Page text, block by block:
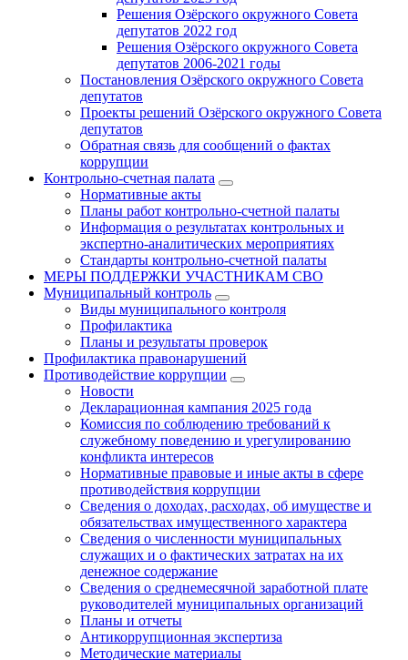
Решения Озёрского окружного Совета
депутатов 2022 год
Решения Озёрского окружного Совета
депутатов 2006-2021 годы
Постановления Озёрского окружного Совета
депутатов
Проекты решений Озёрского окружного Совета
депутатов
Обратная связь для сообщений о фактах
коррупции
Контрольно-счетная палата
Нормативные акты
Планы работ контрольно-счетной палаты
Информация о результатах контрольных и
экспертно-аналитических мероприятиях
Стандарты контрольно-счетной палаты
МЕРЫ ПОДДЕРЖКИ УЧАСТНИКАМ СВО
Муниципальный контроль
Виды муниципального контроля
Профилактика
Планы и результаты проверок
Профилактика правонарушений
Противодействие коррупции
Новости
Декларационная кампания 2025 года
Комиссия по соблюдению требований к
служебному поведению и урегулированию
конфликта интересов
Нормативные правовые и иные акты в сфере
противодействия коррупции
Сведения о доходах, расходах, об имуществе и
обязательствах имущественного характера
Сведения о численности муниципальных
служащих и о фактических затратах на их
денежное содержание
Сведения о среднемесячной заработной плате
руководителей муниципальных организаций
Планы и отчеты
Антикоррупционная экспертиза
Методические материалы